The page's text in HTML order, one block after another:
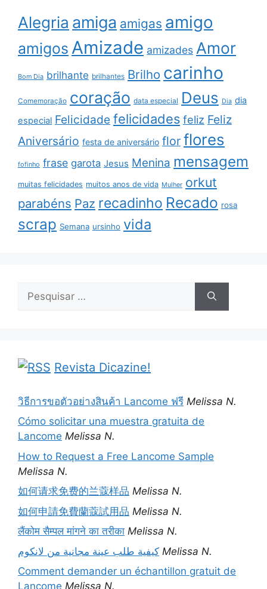
Alegria amiga amigas amigo
amigos Amizade amizades Amor
Bom Dia brilhante brilhantes Brilho carinho
Comemoração coração data especial Deus Dia dia
especial Felicidade felicidades feliz Feliz
Aniversário festa de aniversário flor flores
fofinho frase garota Jesus Menina mensagem
muitas felicidades muitos anos de vida Mulher orkut
parabéns Paz recadinho Recado rosa
scrap Semana ursinho vida
por:
Revista Dicazine!
วิธีการขอตัวอย่างสินค้า Lancome ฟรี Melissa N.
Cómo solicitar una muestra gratuita de
Lancome Melissa N.
How to Request a Free Lancome Sample
Melissa N.
如何请求免费的兰蔻样品 Melissa N.
如何申請免費蘭蔻試用品 Melissa N.
लैंकोम सैम्पल मांगने का तरीका Melissa N.
كيفية طلب عينة مجانية من لانكوم Melissa N.
Comment demander un échantillon gratuit de
Lancome Melissa N.